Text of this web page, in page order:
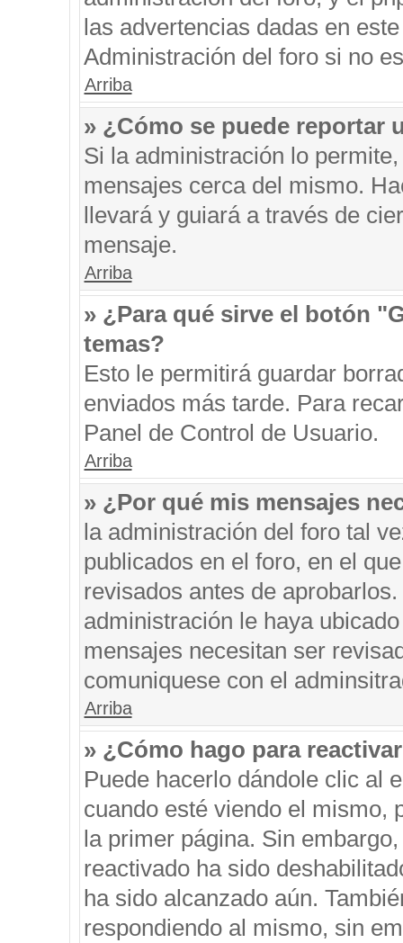
las advertencias dadas en
Administración del foro si no
Arriba
» ¿Cómo se puede reportar
Si la administración lo
mensajes cerca del mismo.
llevará y guiará a través de
mensaje.
Arriba
» ¿Para qué sirve el botón
temas?
Esto le permitirá guardar
enviados más tarde. Para
Panel de Control de Usuario.
Arriba
» ¿Por qué mis mensajes
la administración del foro tal
publicados en el foro, en el
revisados antes de
administración le haya
mensajes necesitan ser
comuniquese con el
Arriba
» ¿Cómo hago para
Puede hacerlo dándole clic al
cuando esté viendo el mismo,
la primer página. Sin
reactivado ha sido
ha sido alcanzado aún.
respondiendo al mismo, sin